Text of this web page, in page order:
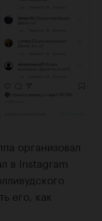
организовал
в Instagram
его, как